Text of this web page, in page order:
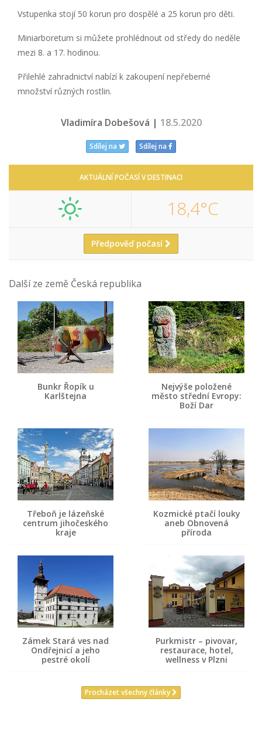
Vstupenka stojí 50 korun pro dospělé a 25 korun pro děti.
Miniarboretum si můžete prohlédnout od středy do neděle
mezi 8. a 17. hodinou.
Přilehlé zahradnictví nabízí k zakoupení nepřeberné
množství různých rostlin.
Vladimíra Dobešová | 18.5.2020
Sdílej na Sdílej na
AKTUÁLNÍ POČASÍ V DESTINACI
18,4°C
Předpověď počasí
Další ze země Česká republika
Bunkr Řopík u
Karlštejna
Nejvýše položené
město střední Evropy:
Boží Dar
Třeboň je lázeňské
centrum jihočeského
kraje
Kozmické ptačí louky
aneb Obnovená
příroda
Zámek Stará ves nad
Ondřejnicí a jeho
pestré okolí
Purkmistr – pivovar,
restaurace, hotel,
wellness v Plzni
Procházet všechny články